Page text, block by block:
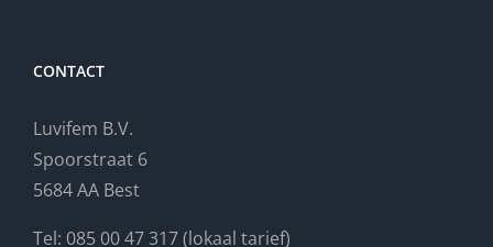
CONTACT
Luvifem B.V.
Spoorstraat 6
5684 AA Best
Tel: 085 00 47 317 (lokaal tarief)